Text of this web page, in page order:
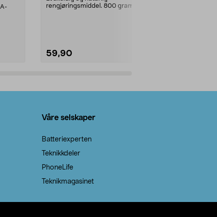
rengjøringsmiddel. 800 gram
59,90
Våre selskaper
Batteriexperten
Teknikkdeler
PhoneLife
Teknikmagasinet